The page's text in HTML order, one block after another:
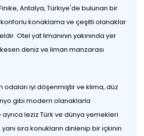
Antalya, Türkiye'de bulunan bir
konaklama ve çeşitli olanaklar
Otel yat limanının yakınında yer
deniz ve liman manzarası
odaları iyi döşenmiştir ve klima, düz
gibi modern olanaklarla
ayrıca leziz Türk ve dünya yemekleri
sıra konukların dinlenip bir içkinin